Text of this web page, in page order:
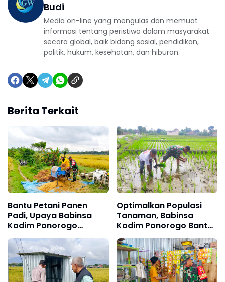
Budi
Media on-line yang mengulas dan memuat
informasi tentang peristiwa dalam masyarakat
secara global, baik bidang sosial, pendidikan,
politik, hukum, kesehatan, dan hiburan.
Berita Terkait
Bantu Petani Panen
Padi, Upaya Babinsa
Kodim Ponorogo
Sukseskan Perkuatan
Hanpangan
Optimalkan Populasi
Tanaman, Babinsa
Kodim Ponorogo Bantu
Petani Penyulaman Bibit
Padi